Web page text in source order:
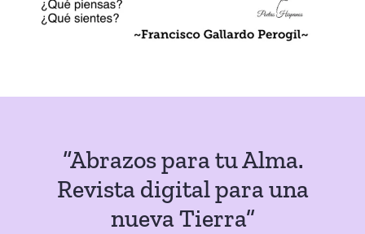
“Abrazos para tu Alma.
Revista digital para una
nueva Tierra”